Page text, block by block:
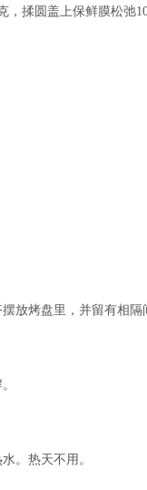
，揉圆盖上保鲜膜松弛10
放烤盘里，并留有相隔
。热天不用。